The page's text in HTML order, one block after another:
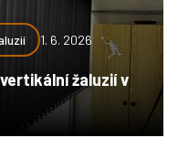
1. 6. 2026
žaluzií v